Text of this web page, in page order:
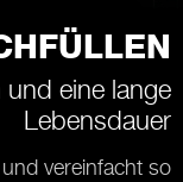
eine lange
Lebensdauer
vereinfacht so